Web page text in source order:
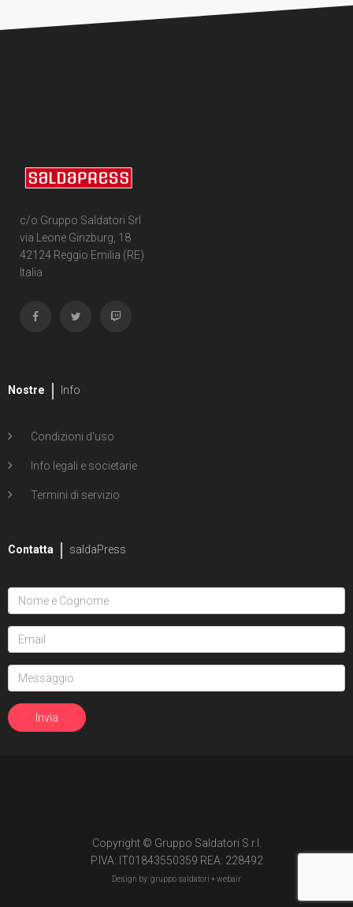
c/o Gruppo Saldatori Srl
via Leone Ginzburg, 18
42124 Reggio Emilia (RE)
Italia
Nostre Info
Condizioni d'uso
Info legali e societarie
Termini di servizio
Contatta saldaPress
Copyright © Gruppo Saldatori S.r.l.
P.IVA: IT01843550359 REA: 228492
Design by: gruppo saldatori +webair